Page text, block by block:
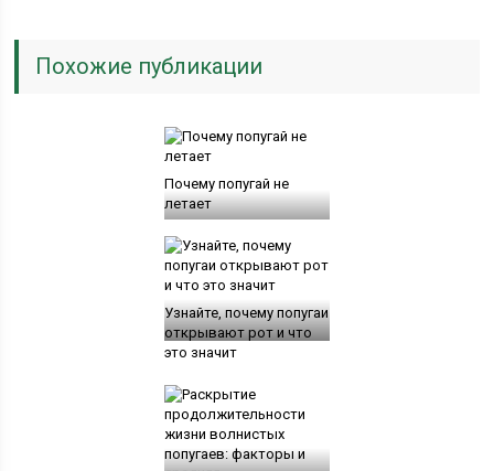
Похожие публикации
Почему попугай не
летает
Узнайте, почему попугаи
открывают рот и что
это значит